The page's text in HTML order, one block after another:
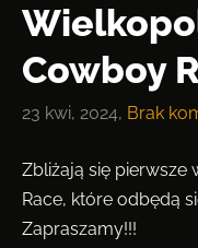
Cowboy
23 kwi, 2024, Brak
Zbliżają się pierwsze
Race, które odbędą
Zapraszamy!!!